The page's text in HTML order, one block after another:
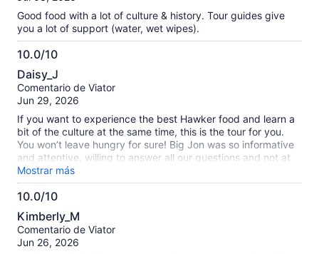
Good food with a lot of culture & history. Tour guides give
you a lot of support (water, wet wipes).
10.0/10
10.0
de
10
Daisy_J
Comentario de Viator
Jun 29, 2026
If you want to experience the best Hawker food and learn a
bit of the culture at the same time, this is the tour for you.
You won’t leave hungry for sure! Big Jon was so informative
and attentive, willing to answer all our questions and not at
all sales pitchie. Definitely worth it!
Mostrar más
10.0/10
10.0
de
10
Kimberly_M
Comentario de Viator
Jun 26, 2026